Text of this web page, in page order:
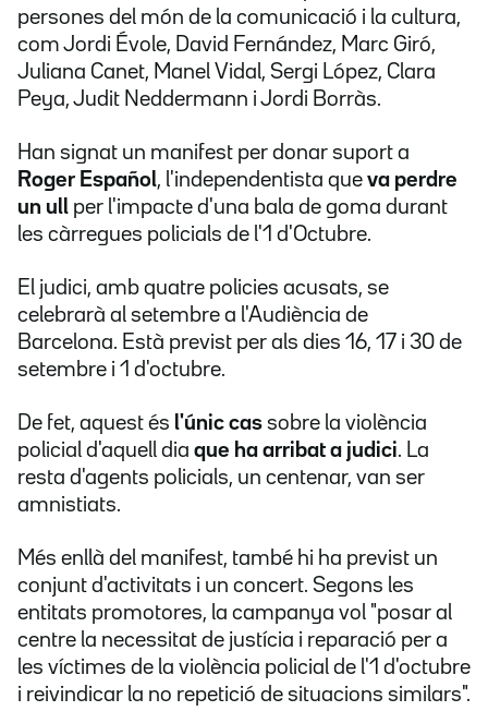
persones del món de la comunicació i la cultura,
com Jordi Évole, David Fernández, Marc Giró,
Juliana Canet, Manel Vidal, Sergi López, Clara
Peya, Judit Neddermann i Jordi Borràs.
Han signat un manifest per donar suport a
Roger Español, l'independentista que va perdre
un ull per l'impacte d'una bala de goma durant
les càrregues policials de l'1 d'Octubre.
El judici, amb quatre policies acusats, se
celebrarà al setembre a l'Audiència de
Barcelona. Està previst per als dies 16, 17 i 30 de
setembre i 1 d'octubre.
De fet, aquest és l'únic cas sobre la violència
policial d'aquell dia que ha arribat a judici. La
resta d'agents policials, un centenar, van ser
amnistiats.
Més enllà del manifest, també hi ha previst un
conjunt d'activitats i un concert. Segons les
entitats promotores, la campanya vol "posar al
centre la necessitat de justícia i reparació per a
les víctimes de la violència policial de l'1 d'octubre
i reivindicar la no repetició de situacions similars".